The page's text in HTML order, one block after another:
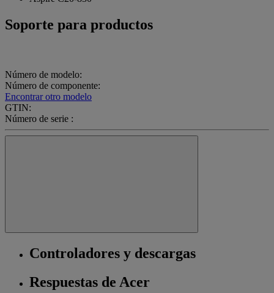
Soporte para productos
Número de modelo:
Número de componente:
Encontrar otro modelo
GTIN:
Número de serie :
Controladores y descargas
Respuestas de Acer